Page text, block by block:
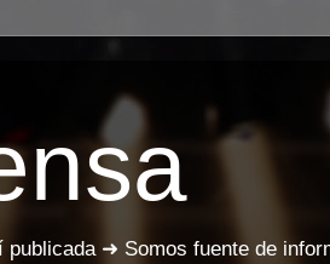
➜ Somos fuente de